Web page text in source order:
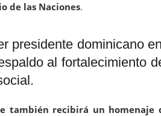
de las Naciones.
presidente dominicano
al fortalecimiento
también recibirá un homenaje